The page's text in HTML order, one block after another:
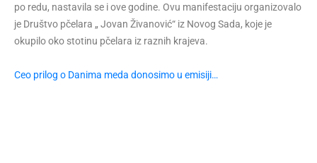
po redu, nastavila se i ove godine. Ovu manifestaciju organizovalo
je Društvo pčelara „ Jovan Živanović“ iz Novog Sada, koje je
okupilo oko stotinu pčelara iz raznih krajeva.
Ceo prilog o Danima meda donosimo u emisiji…